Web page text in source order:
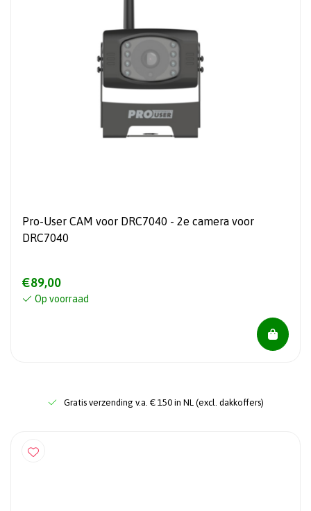
Pro-User CAM voor DRC7040 - 2e camera voor
DRC7040
€89,00
Op voorraad
Gratis verzending v.a. € 150 in NL (excl. dakkoffers)